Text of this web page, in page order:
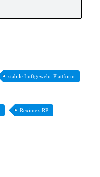
stabile Luftgewehr-Plattform
Reximex RP